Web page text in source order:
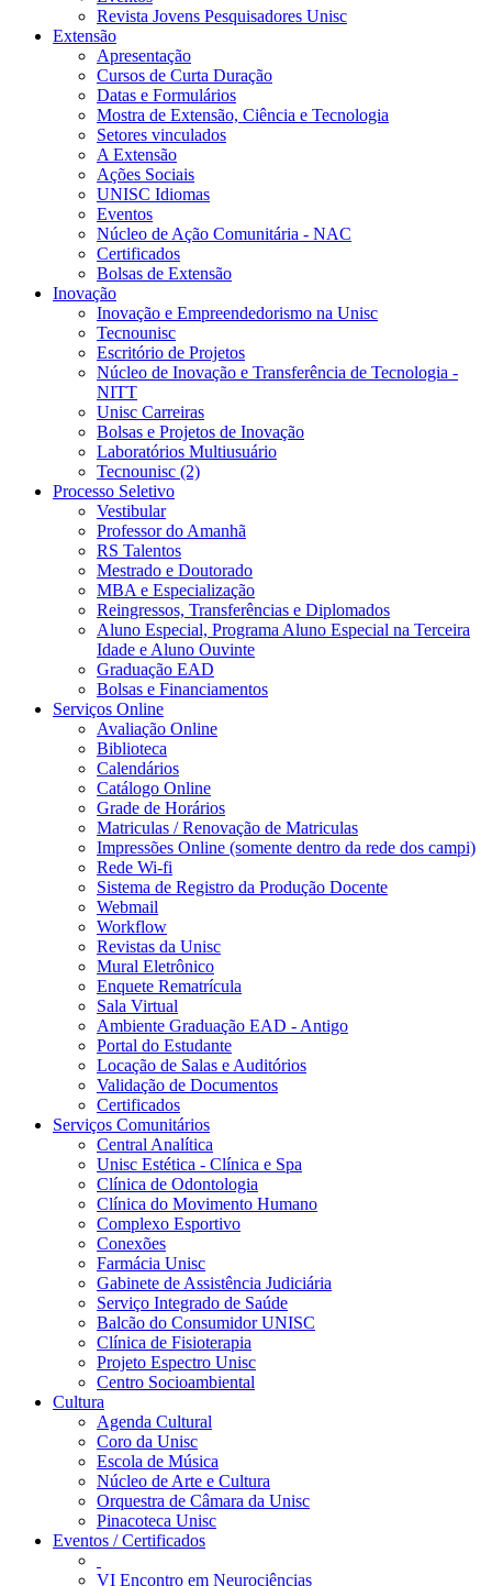
Revista Jovens Pesquisadores Unisc
Extensão
Apresentação
Cursos de Curta Duração
Datas e Formulários
Mostra de Extensão, Ciência e Tecnologia
Setores vinculados
A Extensão
Ações Sociais
UNISC Idiomas
Eventos
Núcleo de Ação Comunitária - NAC
Certificados
Bolsas de Extensão
Inovação
Inovação e Empreendedorismo na Unisc
Tecnounisc
Escritório de Projetos
Núcleo de Inovação e Transferência de Tecnologia -
NITT
Unisc Carreiras
Bolsas e Projetos de Inovação
Laboratórios Multiusuário
Tecnounisc (2)
Processo Seletivo
Vestibular
Professor do Amanhã
RS Talentos
Mestrado e Doutorado
MBA e Especialização
Reingressos, Transferências e Diplomados
Aluno Especial, Programa Aluno Especial na Terceira
Idade e Aluno Ouvinte
Graduação EAD
Bolsas e Financiamentos
Serviços Online
Avaliação Online
Biblioteca
Calendários
Catálogo Online
Grade de Horários
Matriculas / Renovação de Matriculas
Impressões Online (somente dentro da rede dos campi)
Rede Wi-fi
Sistema de Registro da Produção Docente
Webmail
Workflow
Revistas da Unisc
Mural Eletrônico
Enquete Rematrícula
Sala Virtual
Ambiente Graduação EAD - Antigo
Portal do Estudante
Locação de Salas e Auditórios
Validação de Documentos
Certificados
Serviços Comunitários
Central Analítica
Unisc Estética - Clínica e Spa
Clínica de Odontologia
Clínica do Movimento Humano
Complexo Esportivo
Conexões
Farmácia Unisc
Gabinete de Assistência Judiciária
Serviço Integrado de Saúde
Balcão do Consumidor UNISC
Clínica de Fisioterapia
Projeto Espectro Unisc
Centro Socioambiental
Cultura
Agenda Cultural
Coro da Unisc
Escola de Música
Núcleo de Arte e Cultura
Orquestra de Câmara da Unisc
Pinacoteca Unisc
Eventos / Certificados
VI Encontro em Neurociências